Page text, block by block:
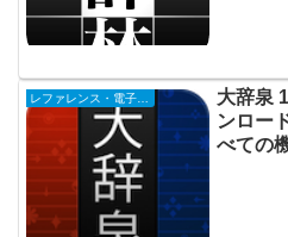
大辞泉
ンロー
べての